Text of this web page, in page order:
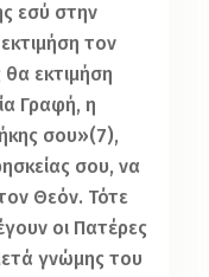
εσύ στην
τον
θα εκτιμήση
Γραφή, η
σου»(7),
σου, να
Θεόν. Τότε
οι Πατέρες
γνώμης του